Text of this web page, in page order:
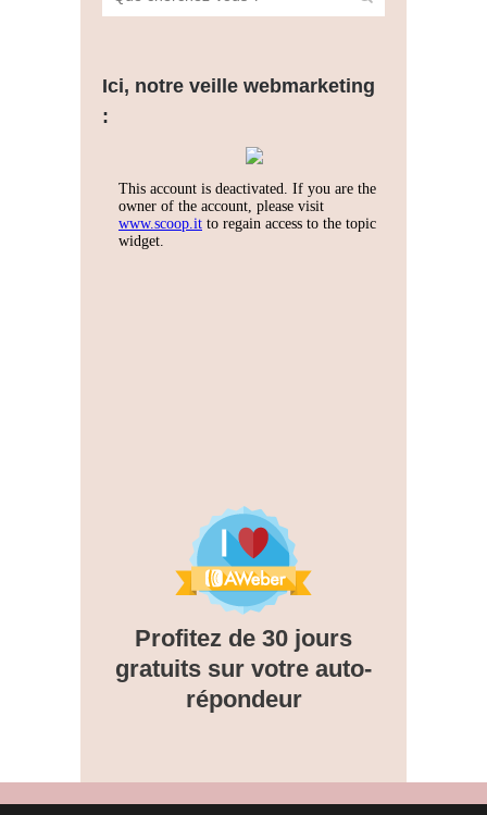
Ici, notre veille webmarketing
:
Profitez de 30 jours
gratuits sur votre auto-
répondeur